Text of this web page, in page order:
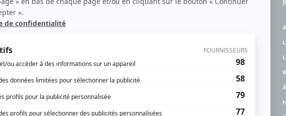
carbure à son petit écran. Celui qu’on surnomme parfois «l’encyclopédie de
à 2001. Sa spécialité: la télé québécoise. On peut l’entendre régulièrement